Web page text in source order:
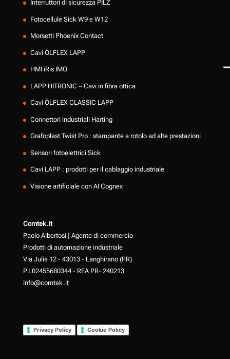
Interruttori di sicurezza PILZ
Fotocellule Sick W9 e W12
Morsetti Phoenix Contact
Cavi ÖLFLEX LAPP
HMI iRis IMO
LAPP HITRONIC – Cavi in fibra ottica
Cavi ÖLFLEX CLASSIC LAPP
Connettori industriali Harting
Grafoplast Twist Pro : stampante a rotolo ad alte prestazioni
Sensori fotoelettrici Sick
Cavi LAPP : prodotti per il cablaggio industriale
Visione artificiale con AI Cognex
Comtek.it
Paolo Albertosi | Agente di commercio
Prodotti di automazione industriale
Via Julia 12 - 43013 - Langhirano (PR)
P.I.02455680344 - REA PR- 240213
info@comtek.it
Privacy Policy Cookie Policy